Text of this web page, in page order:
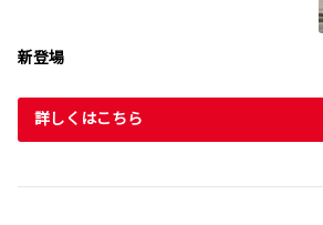
新登場
詳しくはこちら